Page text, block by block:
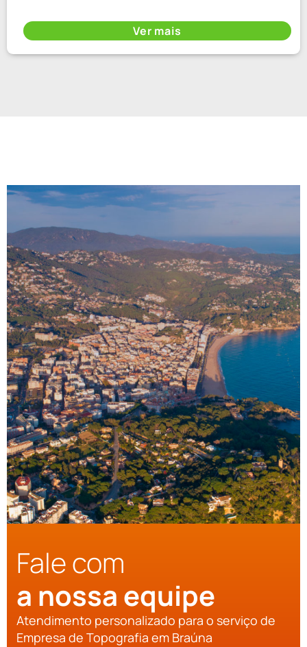
Ver mais
Fale com
a nossa equipe
Atendimento personalizado para o serviço de
Empresa de Topografia em Braúna